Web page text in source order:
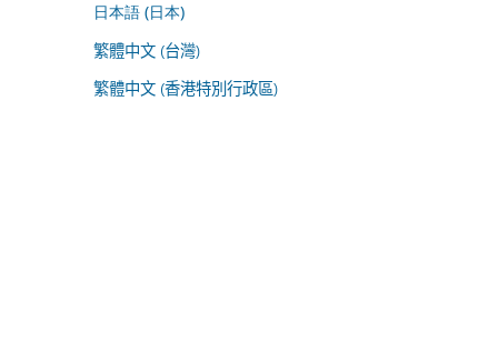
日本語 (日本)
繁體中文 (台灣)
繁體中文 (香港特別行政區)